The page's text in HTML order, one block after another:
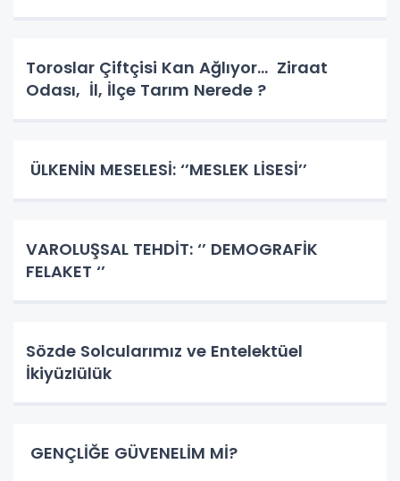
Toroslar Çiftçisi Kan Ağlıyor… Ziraat
Odası, İl, İlçe Tarım Nerede ?
ÜLKENİN MESELESİ: ‘’MESLEK LİSESİ’’
VAROLUŞSAL TEHDİT: ‘’ DEMOGRAFİK
FELAKET ‘’
Sözde Solcularımız ve Entelektüel
İkiyüzlülük
GENÇLİĞE GÜVENELİM Mİ?